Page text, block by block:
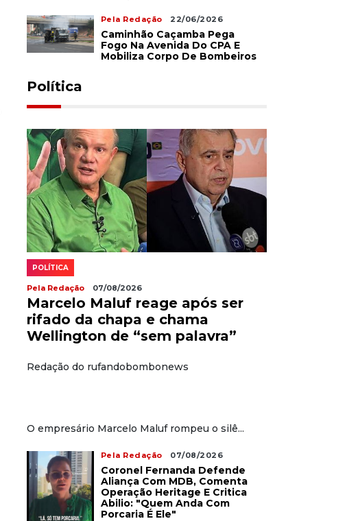
Pela Redação 22/06/2026
Caminhão Caçamba Pega
Fogo Na Avenida Do CPA E
Mobiliza Corpo De Bombeiros
Política
POLÍTICA
Pela Redação 07/08/2026
Marcelo Maluf reage após ser
rifado da chapa e chama
Wellington de “sem palavra”
Redação do rufandobombonews
O empresário Marcelo Maluf rompeu o silê...
Pela Redação 07/08/2026
Coronel Fernanda Defende
Aliança Com MDB, Comenta
Operação Heritage E Critica
Abilio: "Quem Anda Com
Porcaria É Ele"